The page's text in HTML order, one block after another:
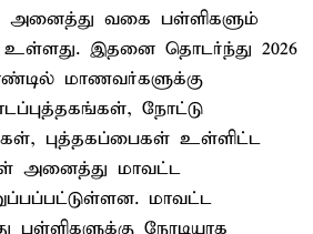
அனைத்து வகை பள்ளிகளும்
இதனை தொடர்ந்து 2026
மாணவர்களுக்கு
நோட்டு
புத்தகப்பைகள் உள்ளிட்ட
அனைத்து மாவட்ட
மாவட்ட
நேரடியாக